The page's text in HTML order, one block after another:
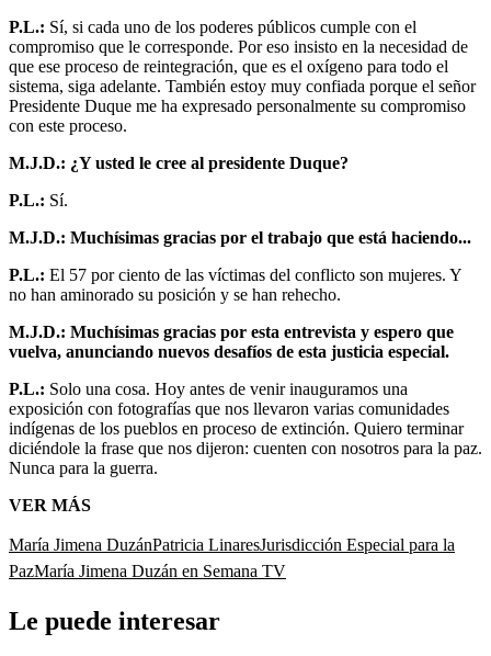
P.L.: Sí, si cada uno de los poderes públicos cumple con el
compromiso que le corresponde. Por eso insisto en la necesidad de
que ese proceso de reintegración, que es el oxígeno para todo el
sistema, siga adelante. También estoy muy confiada porque el señor
Presidente Duque me ha expresado personalmente su compromiso
con este proceso.
M.J.D.: ¿Y usted le cree al presidente Duque?
P.L.: Sí.
M.J.D.: Muchísimas gracias por el trabajo que está haciendo...
P.L.: El 57 por ciento de las víctimas del conflicto son mujeres. Y
no han aminorado su posición y se han rehecho.
M.J.D.: Muchísimas gracias por esta entrevista y espero que
vuelva, anunciando nuevos desafíos de esta justicia especial.
P.L.: Solo una cosa. Hoy antes de venir inauguramos una
exposición con fotografías que nos llevaron varias comunidades
indígenas de los pueblos en proceso de extinción. Quiero terminar
diciéndole la frase que nos dijeron: cuenten con nosotros para la paz.
Nunca para la guerra.
VER MÁS
María Jimena DuzánPatricia LinaresJurisdicción Especial para la
PazMaría Jimena Duzán en Semana TV
Le puede interesar